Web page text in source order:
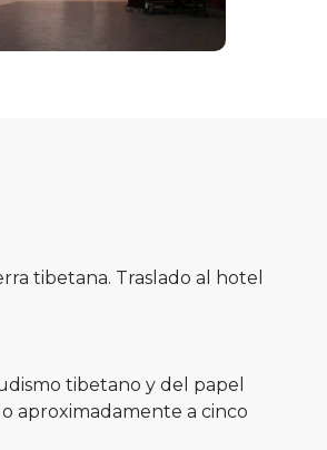
tibetana. Traslado al hotel
tibetano y del papel
aproximadamente a cinco